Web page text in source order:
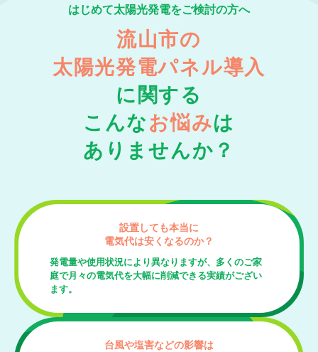
はじめて太陽光発電をご検討の方へ
流山市の
太陽光発電パネル導入
に関する
こんなお悩みは
ありませんか？
設置しても本当に
電気代は安くなるのか？
発電量や使用状況により異なりますが、多くのご家
庭で月々の電気代を大幅に削減できる実績がござい
ます。
台風や塩害などの影響は